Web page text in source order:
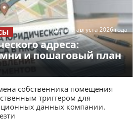
адреса:
и пошаговый план
Дата: 7 августа 2026 года
собственника помещения
триггером для
данных компании.